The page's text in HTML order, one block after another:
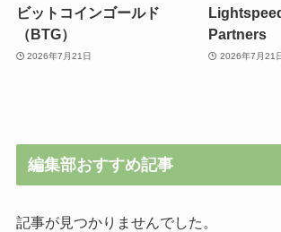
ビットコインゴールド
（BTG）
2026年7月21日
Partners
2026年7月21
編集部おすすめ記事
記事が見つかりませんでした。